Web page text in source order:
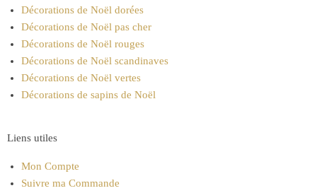
Décorations de Noël dorées
Décorations de Noël pas cher
Décorations de Noël rouges
Décorations de Noël scandinaves
Décorations de Noël vertes
Décorations de sapins de Noël
Liens utiles
Mon Compte
Suivre ma Commande